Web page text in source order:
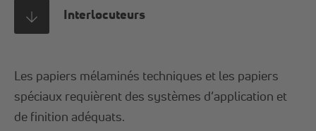
Interlocuteurs
Les papiers mélaminés techniques et les papiers
spéciaux requièrent des systèmes d’application et
de finition adéquats.